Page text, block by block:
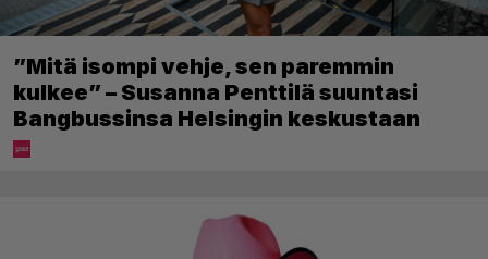
”Mitä isompi vehje, sen paremmin
kulkee” – Susanna Penttilä suuntasi
Bangbussinsa Helsingin keskustaan